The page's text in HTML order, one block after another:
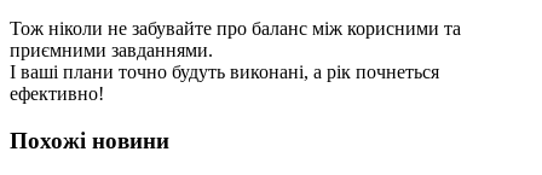
Тож ніколи не забувайте про баланс між корисними та
приємними завданнями.
І ваші плани точно будуть виконані, а рік почнеться
ефективно!
Похожі новини